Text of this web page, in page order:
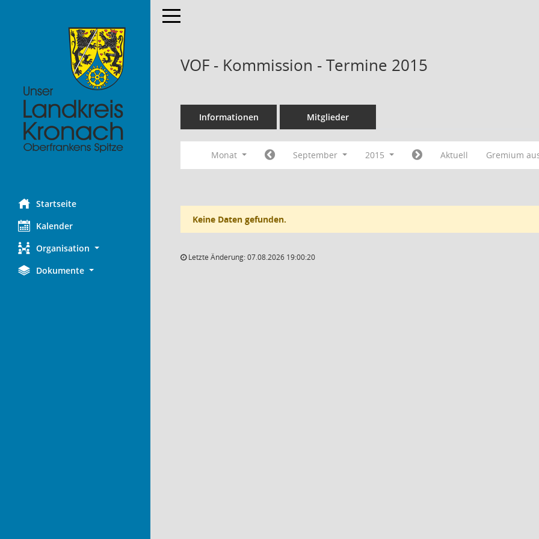
Startseite
Kalender
Organisation
Dokumente
Toggle navigation
VOF - Kommission - Termine 2015
Informationen Mitglieder
Monat September 2015 Aktuell Gremium
Keine Daten gefunden.
Letzte Änderung: 07.08.2026 19:00:20